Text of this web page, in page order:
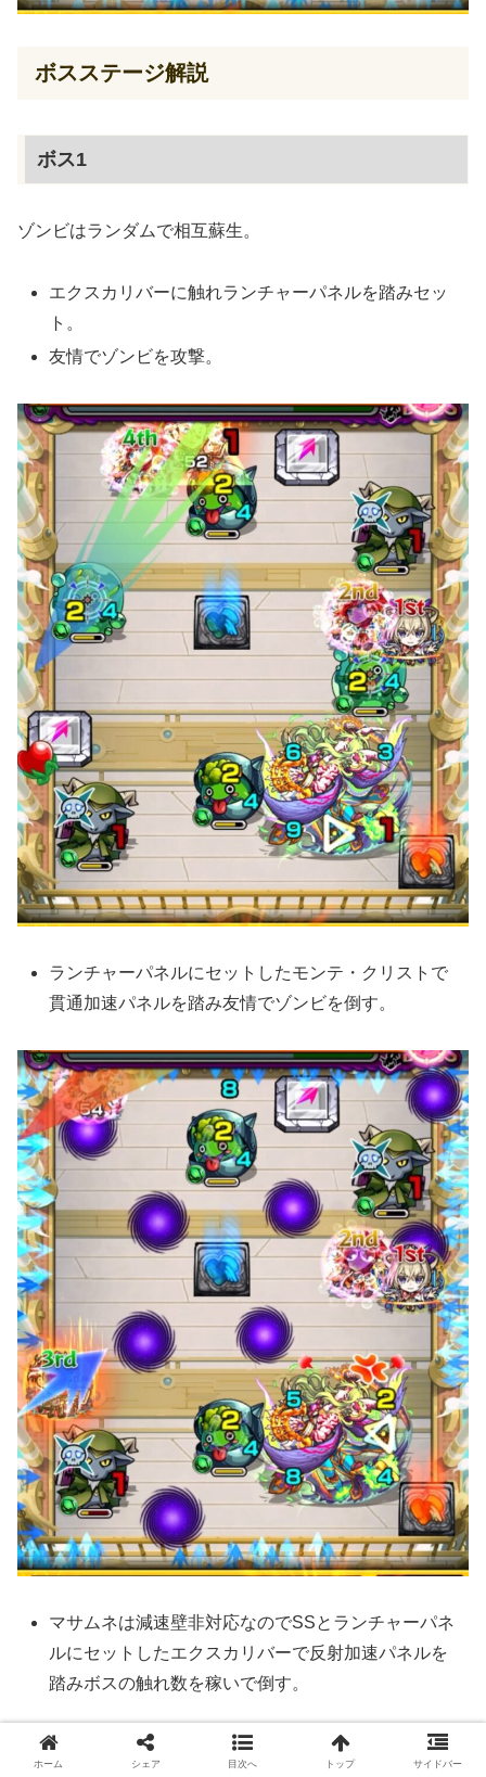
ボスステージ解説
ボス1
ゾンビはランダムで相互蘇生。
エクスカリバーに触れランチャーパネルを踏みセッ
ト。
友情でゾンビを攻撃。
ランチャーパネルにセットしたモンテ・クリストで
貫通加速パネルを踏み友情でゾンビを倒す。
マサムネは減速壁非対応なのでSSとランチャーパネ
ルにセットしたエクスカリバーで反射加速パネルを
踏みボスの触れ数を稼いで倒す。
ホーム シェア 目次へ トップ サイドバー